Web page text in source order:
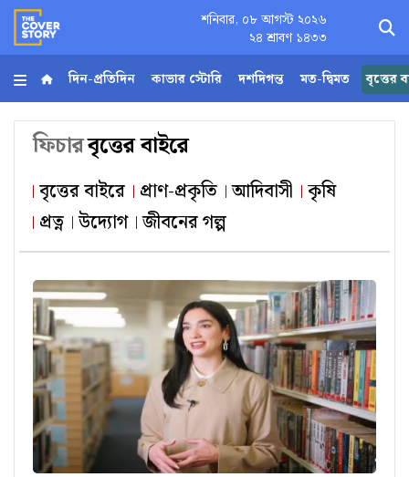
শনিবার, ০৮ আগস্ট ২০২৬
২৪ শ্রাবণ ১৪৩৩
হোম
আর্কাইভ
কনভার্টার
Follow
Us
দিন-প্রতিদিন কাভার স্টোরি দশদিগন্ত মত-দ্বিমত বৃত্তের
ফিচারবৃত্তের বাইরে
বৃত্তের বাইরে প্রাণ-প্রকৃতি আদিবাসী কৃষি
প্রত্ন উদ্যোগ জীবনের গল্প